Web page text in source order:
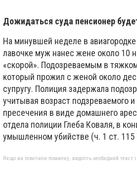
Дожидаться суда пенсионер
На минувшей неделе в
лавочке муж нанес жене около 10
«скорой». Подозреваемым в
который прожил с женой около
супругу. Полиция задержала
учитывая возраст подзреваемого
пресечения в виде домашнего
отдела полиции Глеба Коваля, в
умышленном убийстве (ч. 1 ст.
Якщо ви помітили помилку, виділіть необхідний текст